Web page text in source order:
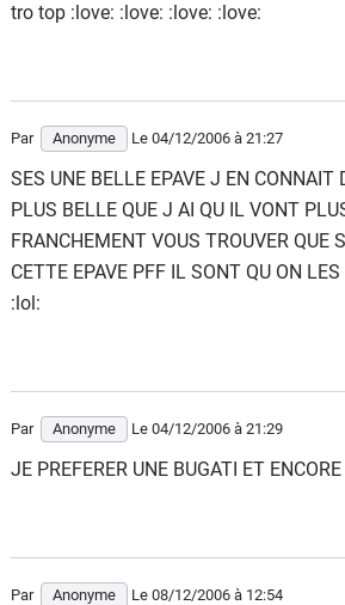
tro top :love: :love: :love: :love:
Par Anonyme Le 04/12/2006 à 21:27
SES UNE BELLE EPAVE J EN CONNAIT
PLUS BELLE QUE J AI QU IL VONT
FRANCHEMENT VOUS TROUVER QUE
CETTE EPAVE PFF IL SONT QU ON
:lol:
Par Anonyme Le 04/12/2006 à 21:29
JE PREFERER UNE BUGATI ET
Par Anonyme Le 08/12/2006 à 12:54